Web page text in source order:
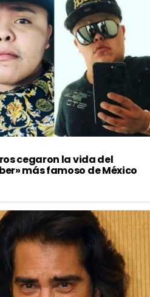
cegaron la vida del
más famoso de México